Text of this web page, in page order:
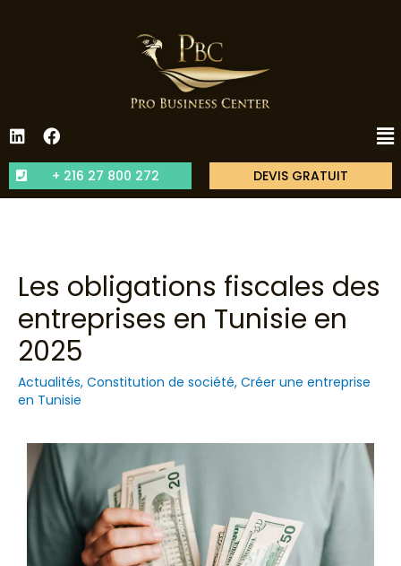
+ 216 27 800 272 DEVIS GRATUIT
Les obligations fiscales des
entreprises en Tunisie en
2025
Actualités, Constitution de société, Créer une entreprise
en Tunisie